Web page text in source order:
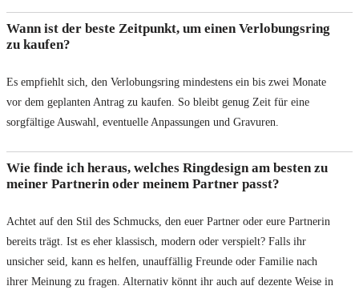
Wann ist der beste Zeitpunkt, um einen Verlobungsring
zu kaufen?
Es empfiehlt sich, den Verlobungsring mindestens ein bis zwei Monate
vor dem geplanten Antrag zu kaufen. So bleibt genug Zeit für eine
sorgfältige Auswahl, eventuelle Anpassungen und Gravuren.
Wie finde ich heraus, welches Ringdesign am besten zu
meiner Partnerin oder meinem Partner passt?
Achtet auf den Stil des Schmucks, den euer Partner oder eure Partnerin
bereits trägt. Ist es eher klassisch, modern oder verspielt? Falls ihr
unsicher seid, kann es helfen, unauffällig Freunde oder Familie nach
ihrer Meinung zu fragen. Alternativ könnt ihr auch auf dezente Weise in